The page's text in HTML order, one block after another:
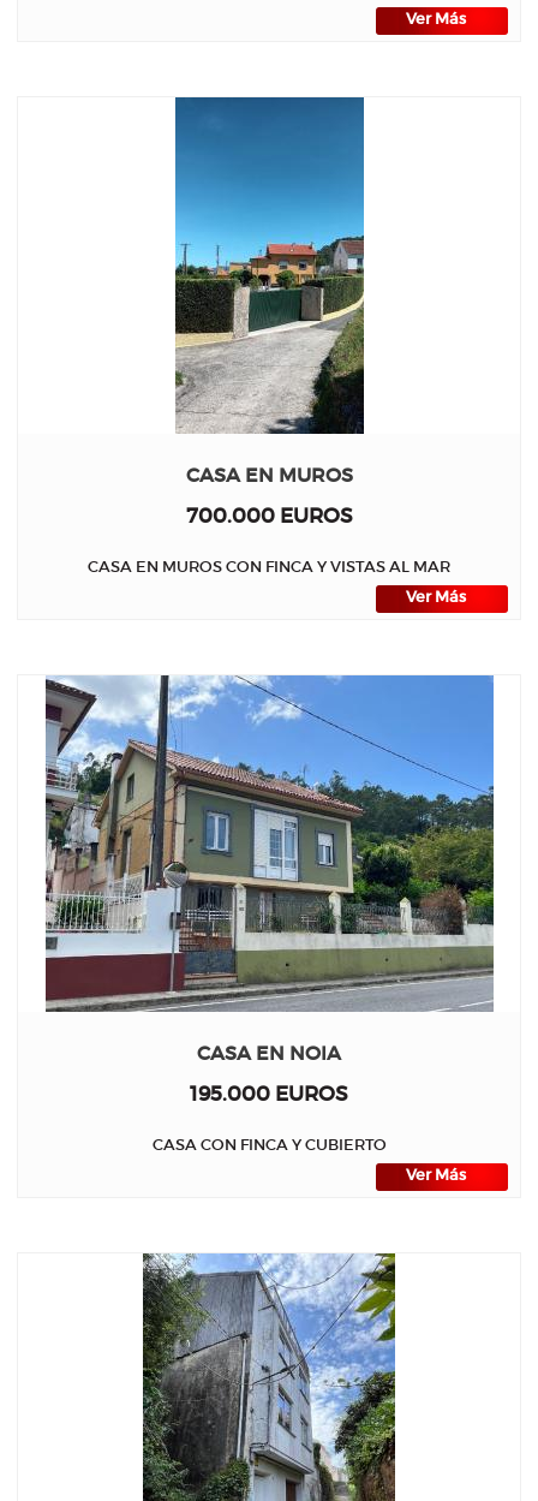
Ver Más
CASA EN MUROS
700.000 EUROS
CASA EN MUROS CON FINCA Y VISTAS AL MAR
Ver Más
CASA EN NOIA
195.000 EUROS
CASA CON FINCA Y CUBIERTO
Ver Más